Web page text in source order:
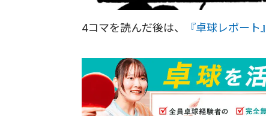
4コマを読んだ後は、 『卓球レポート』